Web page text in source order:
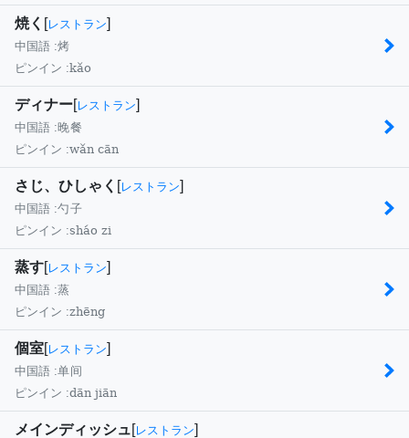
焼く [レストラン]
中国語 :烤
ピンイン :kǎo
ディナー[レストラン]
中国語 :晚餐
ピンイン :wǎn cān
さじ、ひしゃく [レストラン]
中国語 :勺子
ピンイン :sháo zi
蒸す[レストラン]
中国語 :蒸
ピンイン :zhēng
個室[レストラン]
中国語 :单间
ピンイン :dān jiān
メインディッシュ[レストラン]